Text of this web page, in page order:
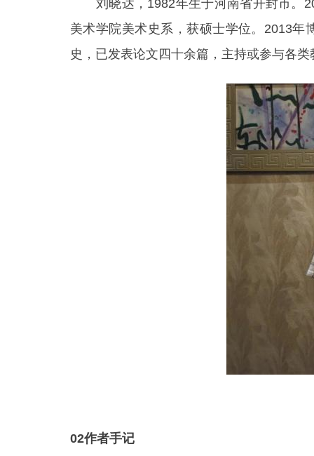
刘晓达，1982年生于河南省开封市。
美术学院美术史系，获硕士学位。2013
史，已发表论文四十余篇，主持或参与各
02作者手记